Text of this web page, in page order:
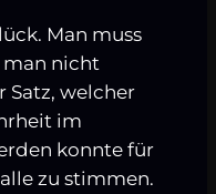
Man muss
man nicht
Satz, welcher
im
konnte für
zu stimmen.